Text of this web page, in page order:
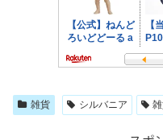
雑貨 シルバニア